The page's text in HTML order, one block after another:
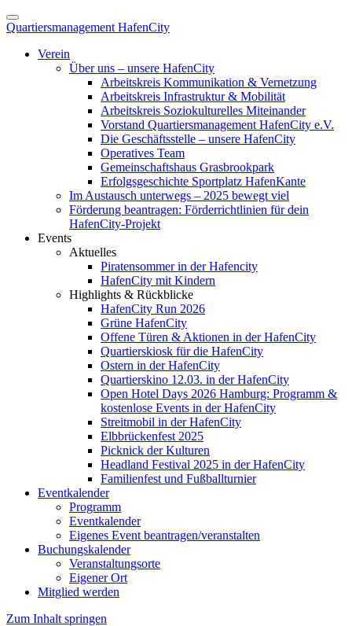
Quartiersmanagement HafenCity
Verein
Über uns – unsere HafenCity
Arbeitskreis Kommunikation & Vernetzung
Arbeitskreis Infrastruktur & Mobilität
Arbeitskreis Soziokulturelles Miteinander
Vorstand Quartiersmanagement HafenCity e.V.
Die Geschäftsstelle – unsere HafenCity
Operatives Team
Gemeinschaftshaus Grasbrookpark
Erfolgsgeschichte Sportplatz HafenKante
Im Austausch unterwegs – 2025 bewegt viel
Förderung beantragen: Förderrichtlinien für dein
HafenCity-Projekt
Events
Aktuelles
Piratensommer in der Hafencity
HafenCity mit Kindern
Highlights & Rückblicke
HafenCity Run 2026
Grüne HafenCity
Offene Türen & Aktionen in der HafenCity
Quartierskiosk für die HafenCity
Ostern in der HafenCity
Quartierskino 12.03. in der HafenCity
Open Hotel Days 2026 Hamburg: Programm &
kostenlose Events in der HafenCity
Streitmobil in der HafenCity
Elbbrückenfest 2025
Picknick der Kulturen
Headland Festival 2025 in der HafenCity
Familienfest und Fußballturnier
Eventkalender
Programm
Eventkalender
Eigenes Event beantragen/veranstalten
Buchungskalender
Veranstaltungsorte
Eigener Ort
Mitglied werden
Zum Inhalt springen